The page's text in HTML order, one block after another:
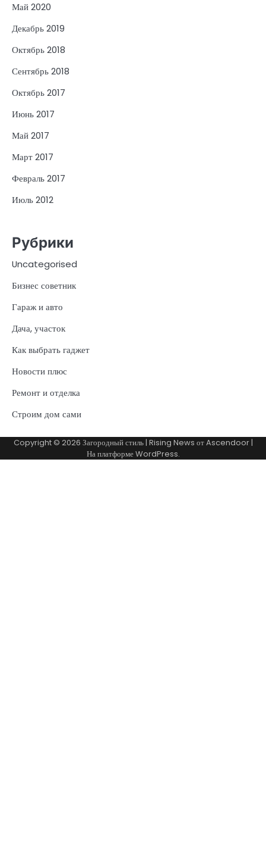
Май 2020
Декабрь 2019
Октябрь 2018
Сентябрь 2018
Октябрь 2017
Июнь 2017
Май 2017
Март 2017
Февраль 2017
Июль 2012
Рубрики
Uncategorised
Бизнес советник
Гараж и авто
Дача, участок
Как выбрать гаджет
Новости плюс
Ремонт и отделка
Строим дом сами
Copyright © 2026 Загородный стиль| Rising News отAscendoor|
На платформеWordPress.